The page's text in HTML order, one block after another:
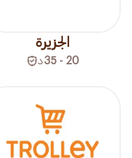
الجزيرة
20 - 35 د